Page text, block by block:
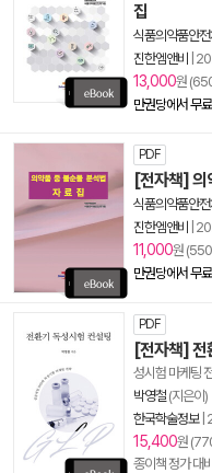
집
식품의약품안
진한엠앤비
13,000원
만권당에서 무
PDF
[전자책] 의
식품의약품안
진한엠앤비
11,000원
만권당에서 무
PDF
[전자책] 전
성시험 마케팅
박영철 (지은이)
한국학술정보|
15,400원
종이책 정가 대비